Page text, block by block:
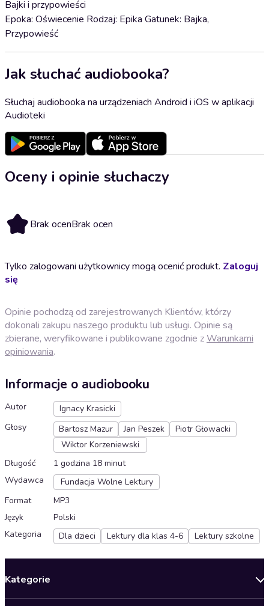
Bajki i przypowieści
Epoka: Oświecenie Rodzaj: Epika Gatunek: Bajka,
Przypowieść
Jak słuchać audiobooka?
Słuchaj audiobooka na urządzeniach Android i iOS w aplikacji
Audioteki
Oceny i opinie słuchaczy
Brak ocenBrak ocen
Tylko zalogowani użytkownicy mogą ocenić produkt. Zaloguj
się
Opinie pochodzą od zarejestrowanych Klientów, którzy
dokonali zakupu naszego produktu lub usługi. Opinie są
zbierane, weryfikowane i publikowane zgodnie zWarunkami
opiniowania.
Informacje o audiobooku
Autor
Ignacy Krasicki
Głosy
Bartosz Mazur Jan Peszek
Piotr Głowacki
Wiktor Korzeniewski
Długość
1 godzina 18 minut
Wydawca
Fundacja Wolne Lektury
Format
MP3
Język
Polski
Kategoria
Dla dzieci Lektury dla klas 4-6 Lektury szkolne
Kategorie